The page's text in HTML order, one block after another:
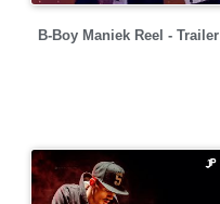
B-Boy Maniek Reel - Trailer